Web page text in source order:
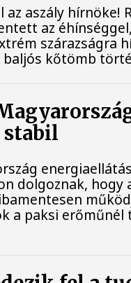
aszály hírnöke!
az
szárazságra
baljós kőtömb
stabil
dolgoznak, hogy
a paksi